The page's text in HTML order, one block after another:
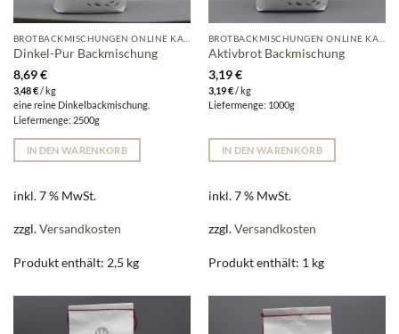
Dinkel-Pur Backmischung
8,69€
3,48€/ kg
eine reine Dinkelbackmischung.
Liefermenge: 2500g
IN DEN WARENKORB
inkl. 7 % MwSt.
zzgl.Versandkosten
Produkt enthält: 2,5 kg
Aktivbrot Backmischung
3,19€
3,19€/ kg
Liefermenge: 1000g
IN DEN WARENKORB
inkl. 7 % MwSt.
zzgl.Versandkosten
Produkt enthält: 1 kg